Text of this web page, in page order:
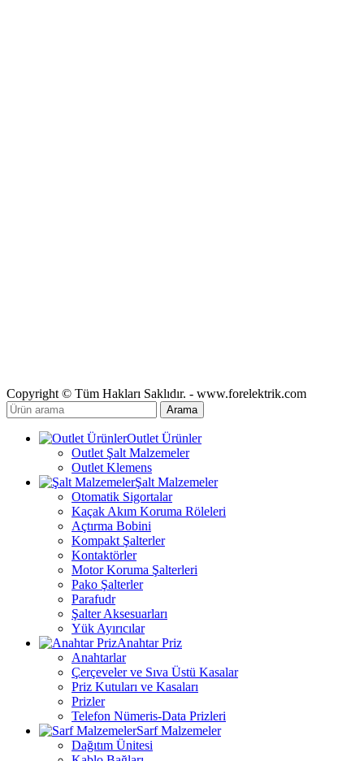
Copyright © Tüm Hakları Saklıdır. - www.forelektrik.com
Arama
Outlet Ürünler
Outlet Şalt Malzemeler
Outlet Klemens
Şalt Malzemeler
Otomatik Sigortalar
Kaçak Akım Koruma Röleleri
Açtırma Bobini
Kompakt Şalterler
Kontaktörler
Motor Koruma Şalterleri
Pako Şalterler
Parafudr
Şalter Aksesuarları
Yük Ayırıcılar
Anahtar Priz
Anahtarlar
Çerçeveler ve Sıva Üstü Kasalar
Priz Kutuları ve Kasaları
Prizler
Telefon Nümeris-Data Prizleri
Sarf Malzemeler
Dağıtım Ünitesi